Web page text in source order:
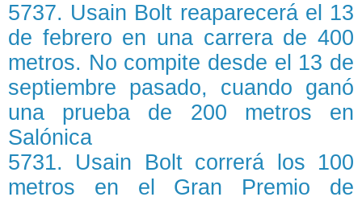
5737. Usain Bolt reaparecerá el 13
de febrero en una carrera de 400
metros. No compite desde el 13 de
septiembre pasado, cuando ganó
una prueba de 200 metros en
Salónica
5731. Usain Bolt correrá los 100
metros en el Gran Premio de